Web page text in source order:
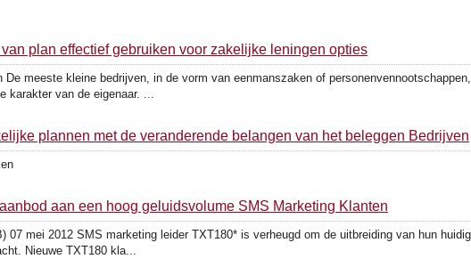
plan effectief gebruiken voor zakelijke leningen opties
De meeste kleine bedrijven, in de vorm van eenmanszaken of
karakter van de eigenaar. ...
plannen met de veranderende belangen van het beleggen Bedrijven
aan een hoog geluidsvolume SMS Marketing Klanten
07 mei 2012 SMS marketing leider TXT180* is verheugd om de uitbreiding van hun
Nieuwe TXT180 kla...